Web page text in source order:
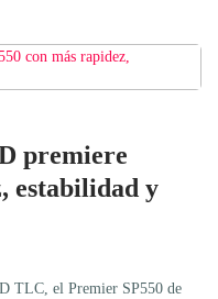
premiere
estabilidad y
TLC, el Premier SP550 de